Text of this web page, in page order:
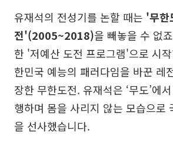
유재석의 전성기를 논할 때는 '무한
전'(2005~2018)을 빼놓을 수 없
한 '저예산 도전 프로그램'으로 시
한민국 예능의 패러다임을 바꾼 레
장한 무한도전. 유재석은 ‘무도’에
행하며 몸을 사리지 않는 모습으로
을 선사했습니다.